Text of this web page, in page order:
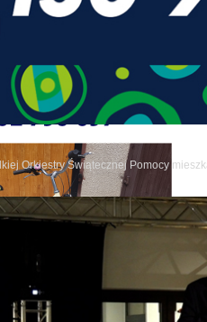
Orkiestry Świątecznej Pomocy